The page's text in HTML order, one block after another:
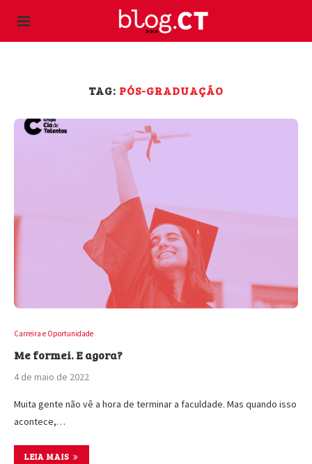
TAG: PÓS-GRADUAÇÃO
Carreira e Oportunidade
Me formei. E agora?
4 de maio de 2022
Muita gente não vê a hora de terminar a faculdade. Mas quando isso
acontece,…
LEIA MAIS